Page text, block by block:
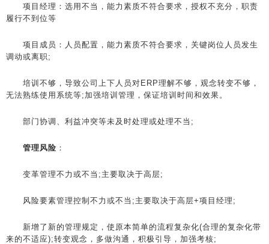
项目经理：选用不当，能力素质不符合要求，授权不充分，职责
履行不到位等
项目成员：人员配置，能力素质不符合要求，关键岗位人员发生
调动或离职;
培训不够，导致公司上下人员对ERP理解不够，观念转变不够，
无法熟练使用系统等;加强培训管理，保证培训时间和效果。
部门协调、利益冲突等未及时处理或处理不当;
管理风险 ：
变革管理不力或不当;主要取决于高层;
风险要素管理控制不力或不当;主要取决于高层+项目经理;
新增了新的管理规定，使原本简单的流程复杂化(合理的复杂化带
来的不适应);转变观念，多做沟通，积极引导，加强考核;